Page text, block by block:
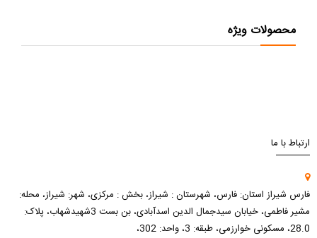
محصولات ویژه
ارتباط با ما
فارس شیراز استان: فارس، شهرستان : شیراز، بخش : مرکزی، شهر: شیراز، محله:
مشیر فاطمی، خیابان سیدجمال الدین اسدآبادی، بن بست 3شهیدشهاب، پلاک:
28.0، مسکونی خوارزمی، طبقه: 3، واحد: 302،